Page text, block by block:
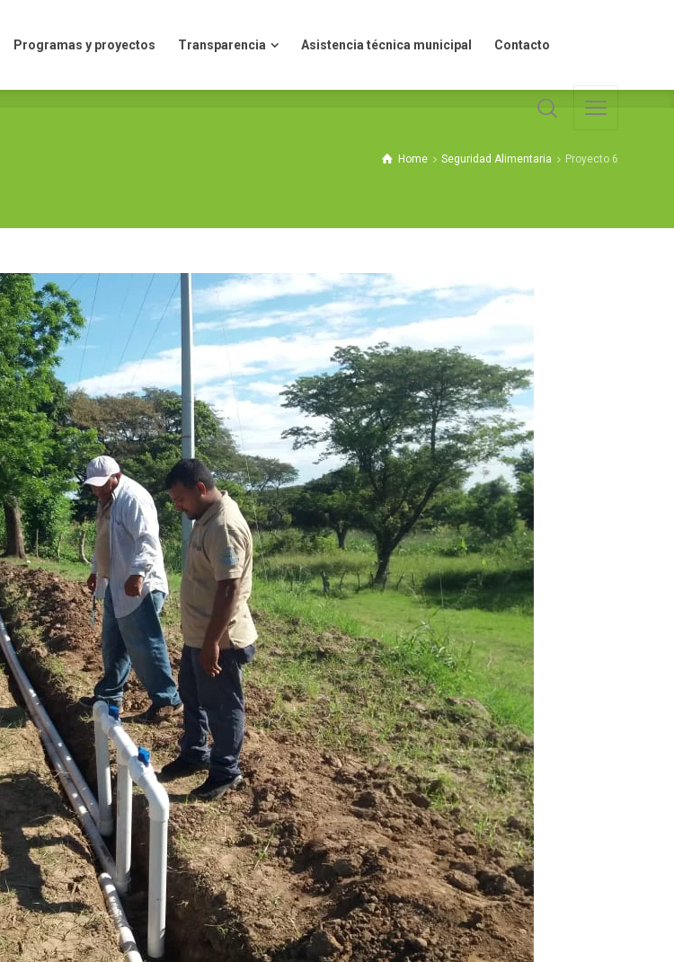
Programas y proyectos Transparencia Asistencia técnica municipal Contacto
Home Seguridad Alimentaria Proyecto 6